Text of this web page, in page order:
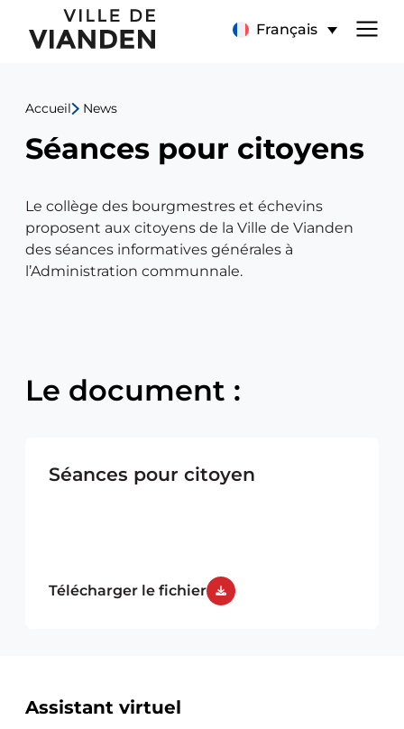
Séances
pour
citoyen
Français
Menu
navigation
principal
Accueil News
Séances pour citoyens
Le collège des bourgmestres et échevins
proposent aux citoyens de la Ville de Vianden
des séances informatives générales à
l’Administration communnale.
Le document :
Séances pour citoyen
Télécharger le fichier
Ressources
Assistant virtuel